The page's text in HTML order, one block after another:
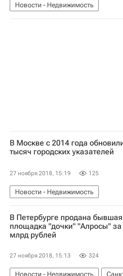
Новости - Недвижимость
Отопительный сезон 2018-2019 в
В Москве с 2014 года
тысяч городских указателей
27 ноября 2018, 15:19 125
Новости - Недвижимость
Городское хозяйство Москвы
Гасан Гасангаджиев
Правительство г. Москвы
ЖКХ
Инфраструктура
В Петербурге продана бывшая
площадка "дочки" "Алросы"
млрд рублей
27 ноября 2018, 15:13 324
Новости - Недвижимость